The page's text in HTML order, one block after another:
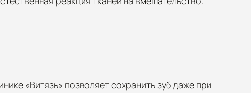
«Витязь» позволяет сохранить зуб даже при